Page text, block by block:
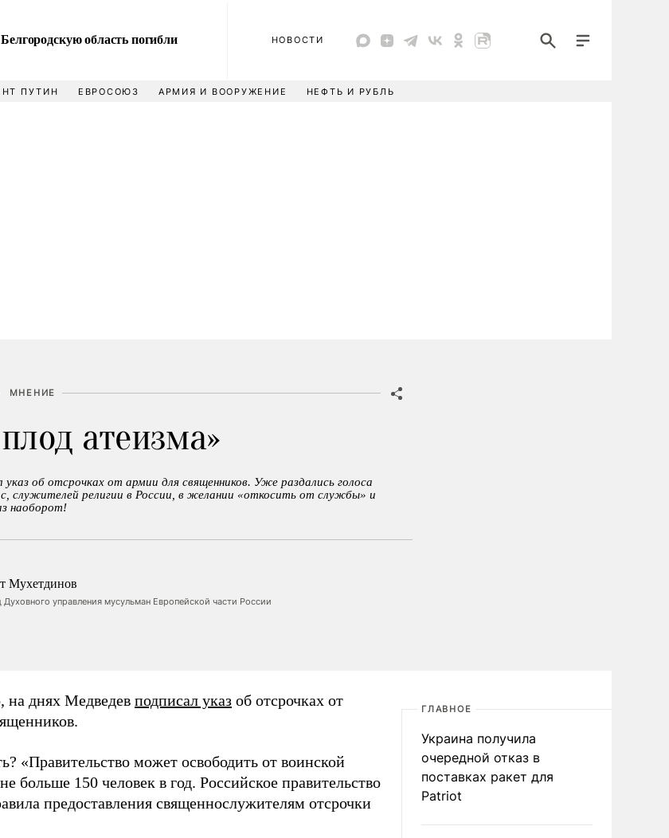
область погибли
НОВОСТИ
ПУТИН ЕВРОСОЮЗ АРМИЯ И ВООРУЖЕНИЕ НЕФТЬ И РУБЛЬ
МНЕНИЕ
атеизма»
об отсрочках от армии для священников. Уже раздались голоса
служителей религии в России, в желании «откосить от службы» и
наоборот!
Мухетдинов
управления мусульман Европейской части России
на днях Медведев подписал указ об отсрочках от
«Правительство может освободить от воинской
больше 150 человек в год. Российское правительство
предоставления священнослужителям отсрочки
ГЛАВНОЕ
Украина получила
очередной отказ в
поставках ракет для
Patriot